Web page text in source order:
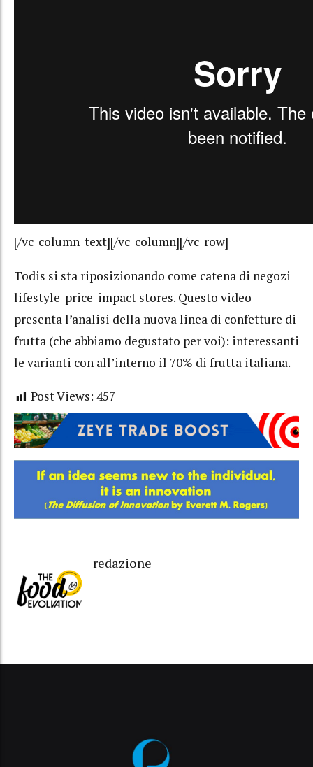
[/vc_column_text][/vc_column][/vc_row]
Todis si sta riposizionando come catena di negozi
lifestyle-price-impact stores. Questo video
presenta l’analisi della nuova linea di confetture di
frutta (che abbiamo degustato per voi): interessanti
le varianti con all’interno il 70% di frutta italiana.
Post Views: 457
redazione